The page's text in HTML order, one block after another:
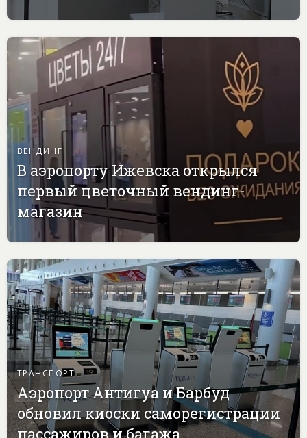
ВЕНДИНГ
В аэропорту Ижевска открылся
первый цветочный вендинг-
магазин
ТРАНСПОРТ
Аэропорт Антигуа и Барбуд
обновил киоски саморегистрации
пассажиров и багажа